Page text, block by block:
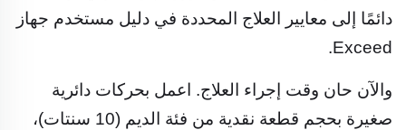
دائمًا إلى معايير العلاج المحددة في دليل مستخدم جهاز
Exceed.
والآن حان وقت إجراء العلاج. اعمل بحركات دائرية
صغيرة بحجم قطعة نقدية من فئة الديم (10 سنتات)،